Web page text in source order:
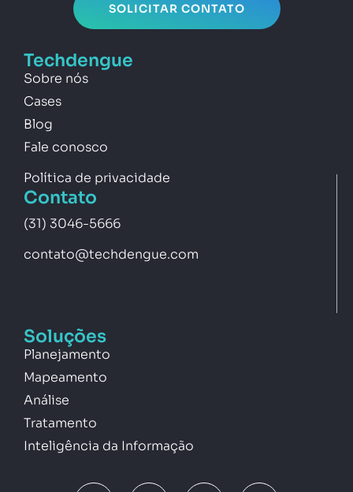
SOLICITAR CONTATO
Techdengue
Sobre nós
Cases
Blog
Fale conosco
Política de privacidade
Contato
(31) 3046-5666
contato@techdengue.com
Soluções
Planejamento
Mapeamento
Análise
Tratamento
Inteligência da Informação